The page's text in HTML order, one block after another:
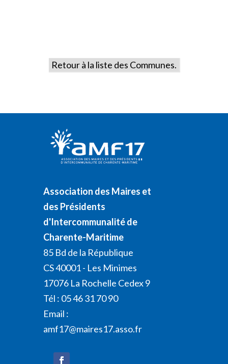
Retour à la liste des Communes.
Association des Maires et
des Présidents
d'Intercommunalité de
Charente-Maritime
85 Bd de la République
CS 40001 - Les Minimes
17076 La Rochelle Cedex 9
Tél : 05 46 31 70 90
Email :
amf17@maires17.asso.fr